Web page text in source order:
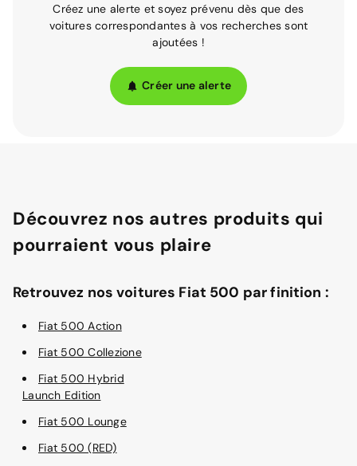
Créez une alerte et soyez prévenu dès que des
voitures correspondantes à vos recherches sont
ajoutées !
Créer une alerte
Découvrez nos autres produits qui
pourraient vous plaire
Retrouvez nos voitures Fiat 500 par finition :
Fiat 500 Action
Fiat 500 Collezione
Fiat 500 Hybrid
Launch Edition
Fiat 500 Lounge
Fiat 500 (RED)